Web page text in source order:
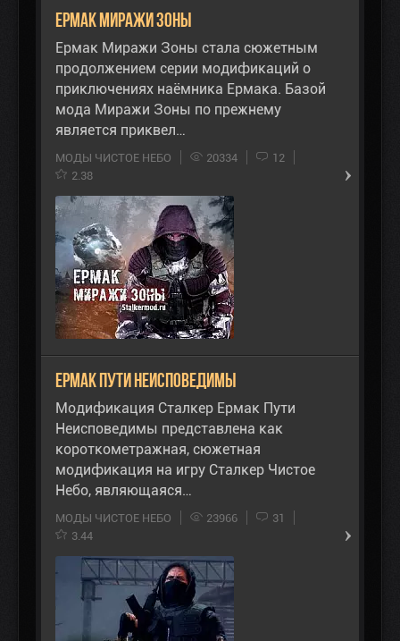
Ермак Миражи Зоны
Ермак Миражи Зоны стала сюжетным
продолжением серии модификаций о
приключениях наёмника Ермака. Базой
мода Миражи Зоны по прежнему
является приквел…
МОДЫ ЧИСТОЕ НЕБО 20334
12
2.38
Ермак Пути Неисповедимы
Модификация Сталкер Ермак Пути
Неисповедимы представлена как
короткометражная, сюжетная
модификация на игру Сталкер Чистое
Небо, являющаяся…
МОДЫ ЧИСТОЕ НЕБО 23966
31
3.44